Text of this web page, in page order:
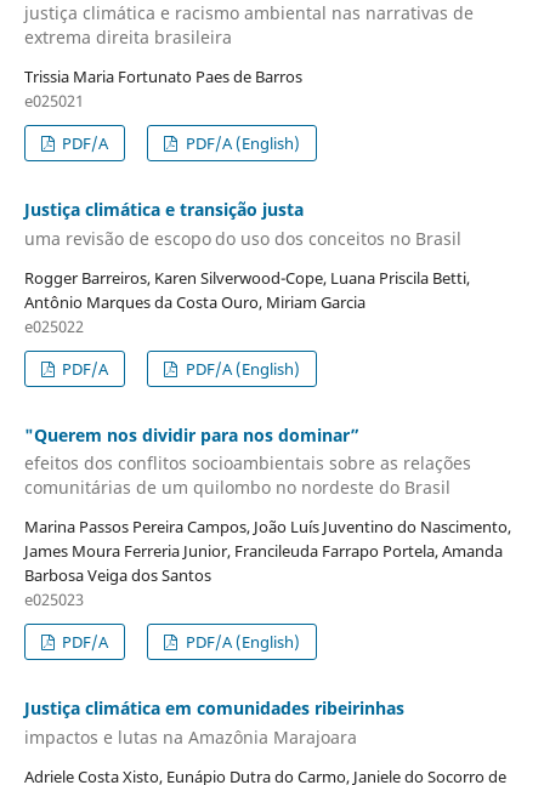
justiça climática e racismo ambiental nas narrativas de
extrema direita brasileira
Trissia Maria Fortunato Paes de Barros
e025021
PDF/A
PDF/A (English)
Justiça climática e transição justa
uma revisão de escopo do uso dos conceitos no Brasil
Rogger Barreiros, Karen Silverwood-Cope, Luana Priscila Betti,
Antônio Marques da Costa Ouro, Miriam Garcia
e025022
PDF/A
PDF/A (English)
"Querem nos dividir para nos dominar”
efeitos dos conflitos socioambientais sobre as relações
comunitárias de um quilombo no nordeste do Brasil
Marina Passos Pereira Campos, João Luís Juventino do Nascimento,
James Moura Ferreria Junior, Francileuda Farrapo Portela, Amanda
Barbosa Veiga dos Santos
e025023
PDF/A
PDF/A (English)
Justiça climática em comunidades ribeirinhas
impactos e lutas na Amazônia Marajoara
Adriele Costa Xisto, Eunápio Dutra do Carmo, Janiele do Socorro de